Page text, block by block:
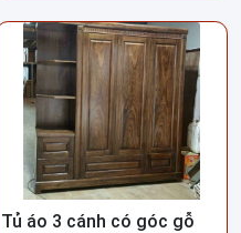
Tủ áo 3 cánh có góc gỗ